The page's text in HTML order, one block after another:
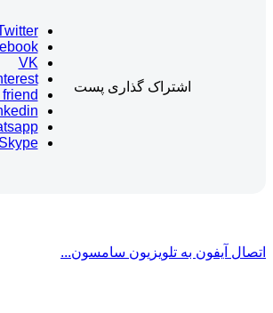
اشتراک گذاری پست
VK
Skype
اتصال آیفون به تلویزیون سامسون...